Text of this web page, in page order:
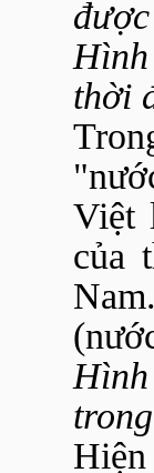
thời
Việt
của